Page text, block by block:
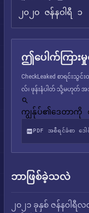
၂၀၂၀ ဇန်နဝါရီ ၁
ဤပေါက်ကြား
CheckLeaked စာရင်း
လ်၊ ဖုန်းနံပါတ် သို့မဟုတ် အ
ကျွန်ုပ်၏ဒေတာကို
PDF အစီရင်ခံစာ ဒေ
ဘာဖြစ်ခဲ့သလဲ
၂၀၂၁ ခုနှစ် ဇန်နဝါ